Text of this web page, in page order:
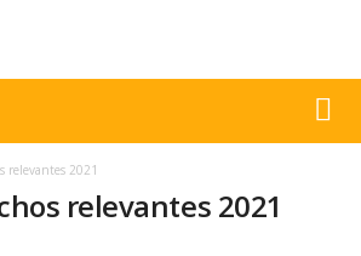
relevantes 2021
relevantes 2021